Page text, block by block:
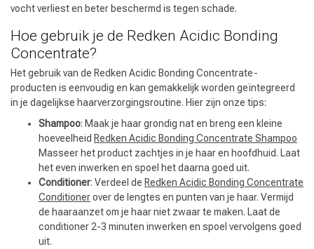
Keuze van onze Kappers
vocht verliest en beter beschermd is tegen schade.
Hoe gebruik je de Redken Acidic Bonding
Concentrate?
Het gebruik van de Redken Acidic Bonding Concentrate-
producten is eenvoudig en kan gemakkelijk worden geïntegreerd
in je dagelijkse haarverzorgingsroutine. Hier zijn onze tips:
Shampoo: Maak je haar grondig nat en breng een kleine
hoeveelheid Redken Acidic Bonding Concentrate Shampoo
Masseer het product zachtjes in je haar en hoofdhuid. Laat
het even inwerken en spoel het daarna goed uit.
Conditioner: Verdeel de Redken Acidic Bonding Concentrate
Conditionerover de lengtes en punten van je haar. Vermijd
de haaraanzet om je haar niet zwaar te maken. Laat de
conditioner 2-3 minuten inwerken en spoel vervolgens goed
uit.